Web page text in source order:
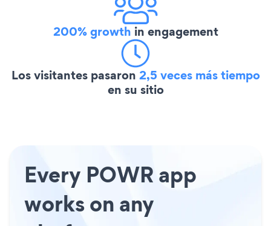
200% growth in engagement
Los visitantes pasaron 2,5 veces más tiempo
en su sitio
Every POWR app
works on any